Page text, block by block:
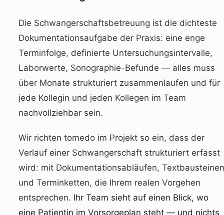
Die Schwangerschaftsbetreuung ist die dichteste
Dokumentationsaufgabe der Praxis: eine enge
Terminfolge, definierte Untersuchungsintervalle,
Laborwerte, Sonographie-Befunde — alles muss
über Monate strukturiert zusammenlaufen und für
jede Kollegin und jeden Kollegen im Team
nachvollziehbar sein.
Wir richten tomedo im Projekt so ein, dass der
Verlauf einer Schwangerschaft strukturiert erfasst
wird: mit Dokumentationsabläufen, Textbausteinen
und Terminketten, die Ihrem realen Vorgehen
entsprechen. Ihr Team sieht auf einen Blick, wo
eine Patientin im Vorsorgeplan steht — und nichts